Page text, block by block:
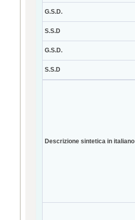
G.S.D.
S.S.D
G.S.D.
S.S.D
Descrizione sintetica in italiano